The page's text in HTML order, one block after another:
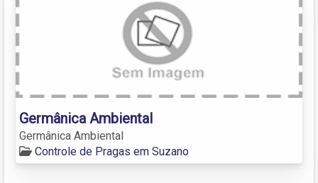
Germânica Ambiental
Germânica Ambiental
Controle de Pragas em Suzano